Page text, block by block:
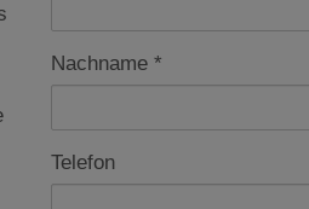
Nachname
Telefon